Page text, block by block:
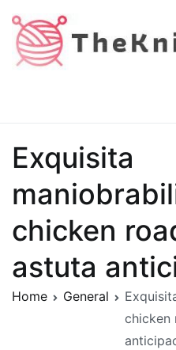
Skip
content
Exquisita
chicken
astuta
Home General
chicken